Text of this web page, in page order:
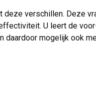
verschillen. Deze
U leert de
daardoor mogelijk ook